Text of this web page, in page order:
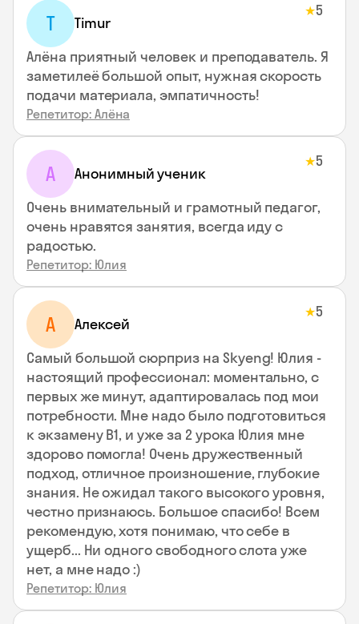
T Timur
★5
Алёна приятный человек и преподаватель. Я
заметилеё большой опыт, нужная скорость
подачи материала, эмпатичность!
Репетитор: Алёна
А Анонимный ученик
★5
Очень внимательный и грамотный педагог,
очень нравятся занятия, всегда иду с
радостью.
Репетитор: Юлия
А Алексей
★5
Самый большой сюрприз на Skyeng! Юлия -
настоящий профессионал: моментально, с
первых же минут, адаптировалась под мои
потребности. Мне надо было подготовиться
к экзамену В1, и уже за 2 урока Юлия мне
здорово помогла! Очень дружественный
подход, отличное произношение, глубокие
знания. Не ожидал такого высокого уровня,
честно признаюсь. Большое спасибо! Всем
рекомендую, хотя понимаю, что себе в
ущерб... Ни одного свободного слота уже
нет, а мне надо :)
Репетитор: Юлия